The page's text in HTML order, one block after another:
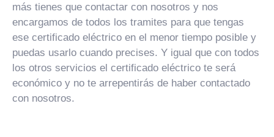
más tienes que contactar con nosotros y nos
encargamos de todos los tramites para que tengas
ese certificado eléctrico en el menor tiempo posible y
puedas usarlo cuando precises. Y igual que con todos
los otros servicios el certificado eléctrico te será
económico y no te arrepentirás de haber contactado
con nosotros.